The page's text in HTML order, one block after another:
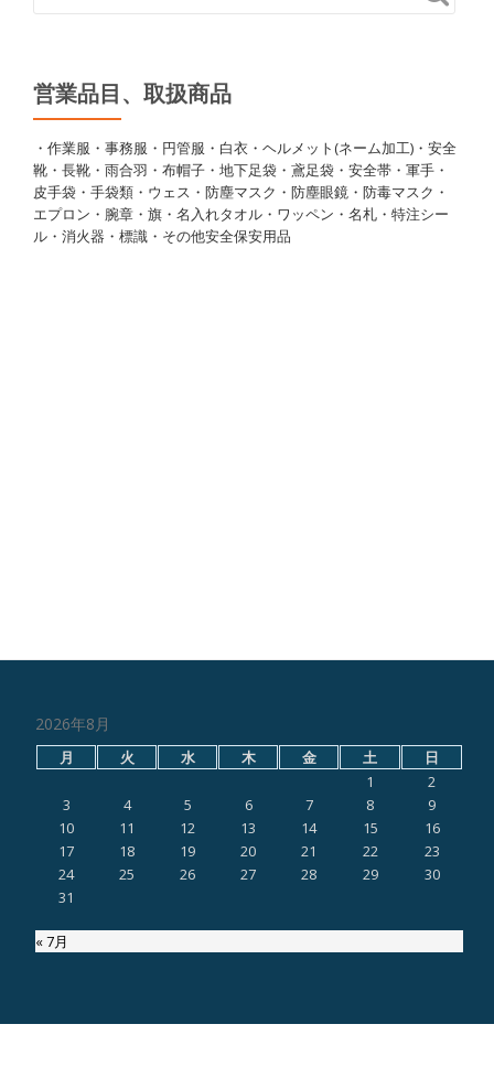
営業品目、取扱商品
・作業服・事務服・円管服・白衣・ヘルメット(ネーム加工)・安全
靴・長靴・雨合羽・布帽子・地下足袋・鳶足袋・安全帯・軍手・
皮手袋・手袋類・ウェス・防塵マスク・防塵眼鏡・防毒マスク・
エプロン・腕章・旗・名入れタオル・ワッペン・名札・特注シー
ル・消火器・標識・その他安全保安用品
2026年8月
月 火 水 木 金 土
日
1
2
3
4 5 6 7 8
9
10
11 12 13 14 15
16
17
18 19 20 21 22
23
24
25 26 27 28 29
30
31
« 7月